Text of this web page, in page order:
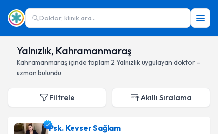
Doktor, klinik ara...
Yalnızlık, Kahramanmaraş
Kahramanmaraşiçinde toplam 2 Yalnızlıkuygulayan doktor -
uzman bulundu
Filtrele Akıllı Sıralama
Psk. Kevser Sağlam